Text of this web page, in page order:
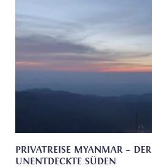
PRIVATREISE MYANMAR – DER
UNENTDECKTE SÜDEN